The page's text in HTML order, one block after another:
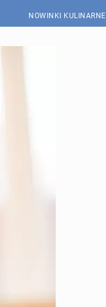
NOWINKI KULINARNE